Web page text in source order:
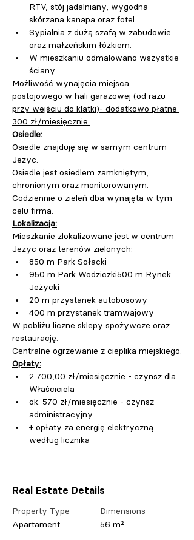
RTV, stój jadalniany, wygodna
skórzana kanapa oraz fotel.
Sypialnia z dużą szafą w zabudowie
oraz małżeńskim łóżkiem.
W mieszkaniu odmalowano wszystkie
ściany.
Możliwość wynajęcia miejsca
postojowego w hali garażowej (od razu
przy wejściu do klatki)- dodatkowo płatne
300 zł/miesięcznie.
Osiedle:
Osiedle znajduję się w samym centrum
Jeżyc.
Osiedle jest osiedlem zamkniętym,
chronionym oraz monitorowanym.
Codziennie o zieleń dba wynajęta w tym
celu firma.
Lokalizacja:
Mieszkanie zlokalizowane jest w centrum
Jeżyc oraz terenów zielonych:
850 m Park Sołacki
950 m Park Wodziczki500 m Rynek
Jeżycki
20 m przystanek autobusowy
400 m przystanek tramwajowy
W pobliżu liczne sklepy spożywcze oraz
restaurację.
Centralne ogrzewanie z cieplika miejskiego.
Opłaty:
2 700,00 zł/miesięcznie - czynsz dla
Właściciela
ok. 570 zł/miesięcznie - czynsz
administracyjny
+ opłaty za energię elektryczną
według licznika
Real Estate Details
Property Type
Apartament
Dimensions
56 m²